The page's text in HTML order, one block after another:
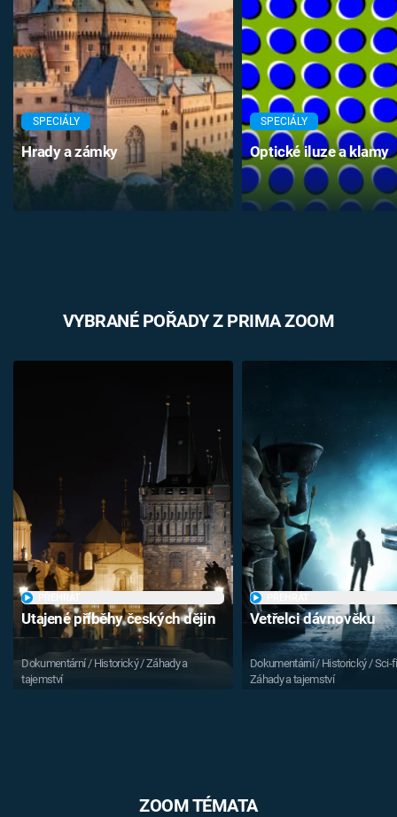
SPECIÁLY
Hrady a zámky
SPECIÁLY
Optické iluze a klamy
VYBRANÉ POŘADY Z PRIMA ZOOM
Utajené příběhy českých dějin
Dokumentární / Historický / Záhady a
tajemství
Vetřelci dávnověku
Dokumentární / Historický / Sci-
Záhady a tajemství
ZOOM TÉMATA